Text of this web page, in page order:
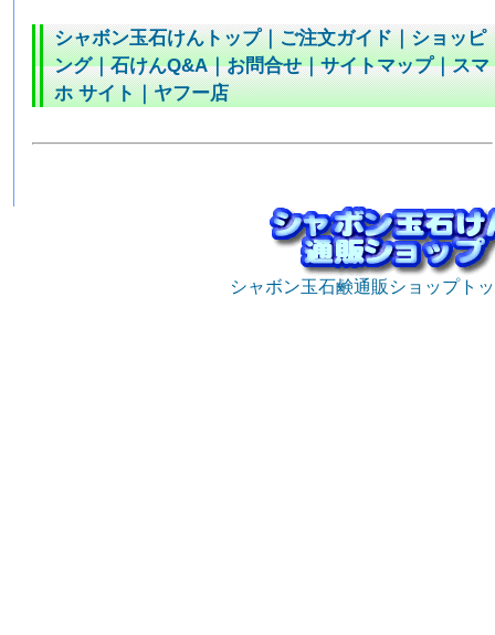
シャボン玉石けんトップ｜ご注文ガイド｜ショッピ
ング｜石けんQ&A｜お問合せ｜サイトマップ｜スマ
ホ サイト｜ヤフー店
シャボン玉石鹸通販ショップト